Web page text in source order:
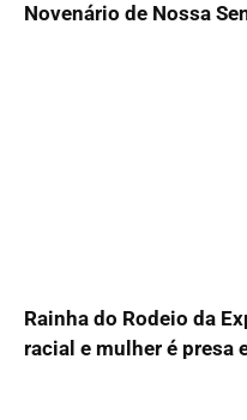
Novenário de Nossa
Rainha do Rodeio da
racial e mulher é presa